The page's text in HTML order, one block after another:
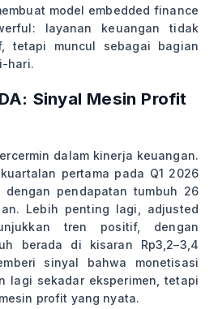
model embedded finance
layanan keuangan tidak
tetapi muncul sebagai bagian
hari.
Sinyal Mesin Profit
dalam kinerja keuangan.
pertama pada Q1 2026
dengan pendapatan tumbuh 26
Lebih penting lagi, adjusted
tren positif, dengan
berada di kisaran Rp3,2–3,4
sinyal bahwa monetisasi
lagi sekadar eksperimen, tetapi
profit yang nyata.